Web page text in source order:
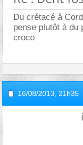
Du crétacé à
pense plutôt à du
croco
16/08/2013, 21h35